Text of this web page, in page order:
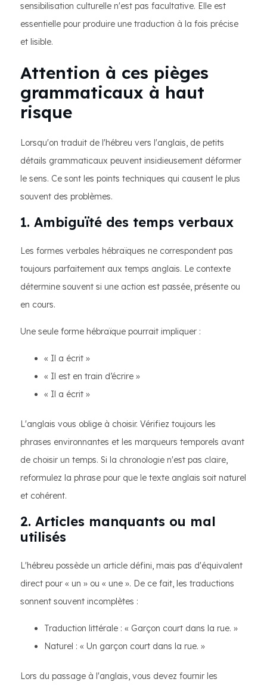
sensibilisation culturelle n'est pas facultative. Elle est
essentielle pour produire une traduction à la fois précise
et lisible.
Attention à ces pièges
grammaticaux à haut
risque
Lorsqu'on traduit de l'hébreu vers l'anglais, de petits
détails grammaticaux peuvent insidieusement déformer
le sens. Ce sont les points techniques qui causent le plus
souvent des problèmes.
1. Ambiguïté des temps verbaux
Les formes verbales hébraïques ne correspondent pas
toujours parfaitement aux temps anglais. Le contexte
détermine souvent si une action est passée, présente ou
en cours.
Une seule forme hébraïque pourrait impliquer :
« Il a écrit »
« Il est en train d’écrire »
« Il a écrit »
L'anglais vous oblige à choisir. Vérifiez toujours les
phrases environnantes et les marqueurs temporels avant
de choisir un temps. Si la chronologie n'est pas claire,
reformulez la phrase pour que le texte anglais soit naturel
et cohérent.
2. Articles manquants ou mal
utilisés
L'hébreu possède un article défini, mais pas d'équivalent
direct pour « un » ou « une ». De ce fait, les traductions
sonnent souvent incomplètes :
Traduction littérale : « Garçon court dans la rue. »
Naturel : « Un garçon court dans la rue. »
Lors du passage à l'anglais, vous devez fournir les